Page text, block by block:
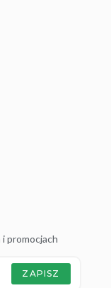
promocjach
ZAPISZ